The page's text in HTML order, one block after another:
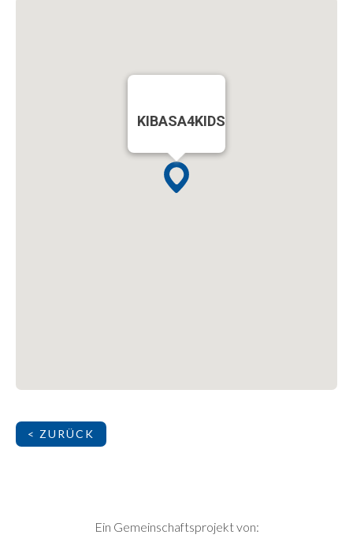
KIBASA4KIDS
< ZURÜCK
SEITENFUSSEin Gemeinschaftsprojekt von: